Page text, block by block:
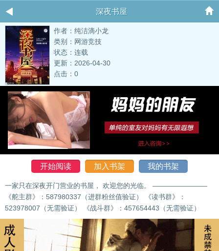
深夜书屋
作者：纯洁滴小龙
类别：网游竞技
状态：连载
更新：2026-04-30
点击：0
开始阅读 加入书架 我的书架
一家只在深夜开门营业的书屋， 欢迎您的光临。 ————————
《舵主群》：587980337（进群粉丝值验证） 《读书群》：
523978007（无需验证） 《战斗群》：457654443（无需验证）